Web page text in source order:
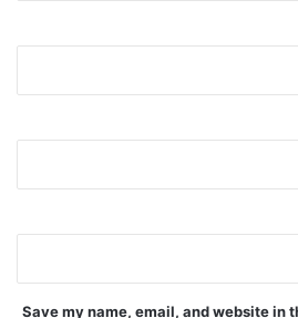
Save my name, email, and website in